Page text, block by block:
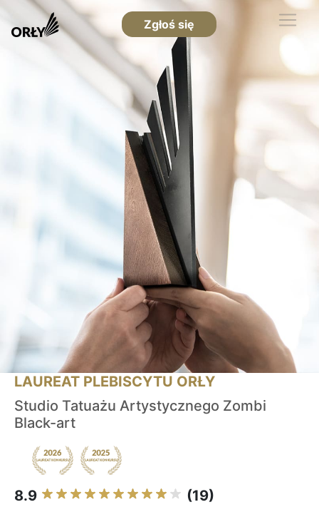
Zgłoś się
LAUREAT PLEBISCYTU ORŁY
Studio Tatuażu Artystycznego Zombi
Black-art
8.9 (19)